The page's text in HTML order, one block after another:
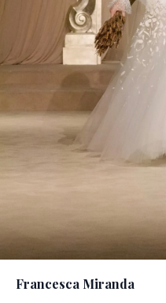
Francesca Miranda